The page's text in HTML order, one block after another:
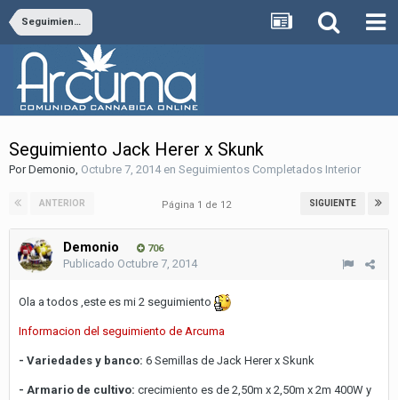
Seguimientos Completados Interior
Seguimiento Jack Herer x Skunk
PorDemonio, Octubre 7, 2014en Seguimientos Completados Interior
ANTERIOR SIGUIENTE
Página 1 de 12
Demonio 706
Publicado Octubre 7, 2014
Ola a todos ,este es mi 2 seguimiento
Informacion del seguimiento de Arcuma
- Variedades y banco: 6 Semillas de Jack Herer x Skunk
- Armario de cultivo: crecimiento es de 2,50m x 2,50m x 2m 400W y